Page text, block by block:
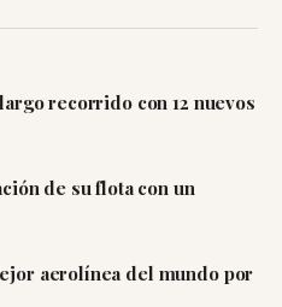
recorrido con 12 nuevos
de su flota con un
aerolínea del mundo por